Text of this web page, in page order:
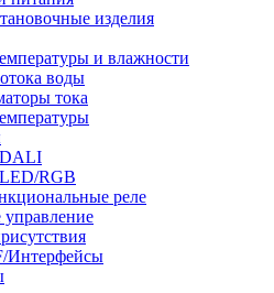
изделия
и влажности
воды
тока
RGB
реле
управление
Интерфейсы